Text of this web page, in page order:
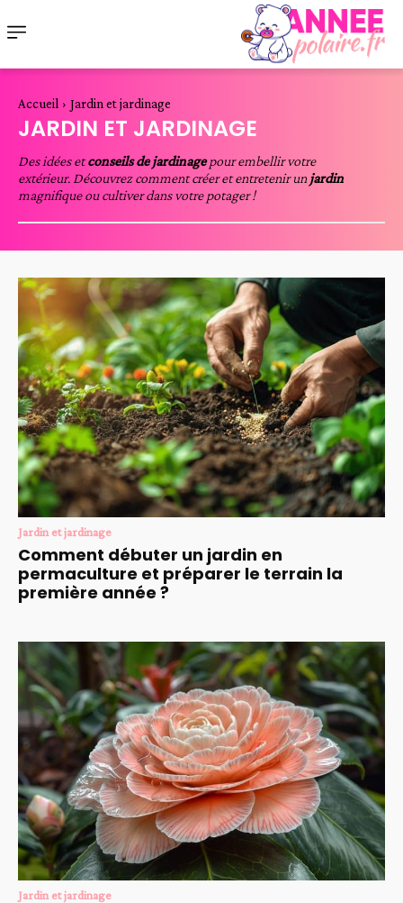
Accueil Jardin et jardinage
JARDIN ET JARDINAGE
Des idées etconseils de jardinagepour embellir votre
extérieur. Découvrez comment créer et entretenir un jardin
magnifique ou cultiver dans votre potager !
Jardin et jardinage
Comment débuter un jardin en
permaculture et préparer le terrain la
première année ?
Jardin et jardinage